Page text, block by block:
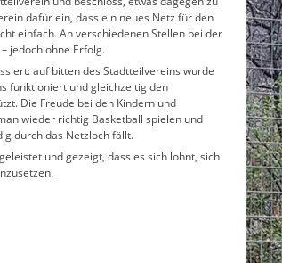
dafür ein, dass ein neues Netz für den
einfach. An verschiedenen Stellen bei der
jedoch ohne Erfolg.
auf bitten des Stadtteilvereins wurde
funktioniert und gleichzeitig den
Die Freude bei den Kindern und
wieder richtig Basketball spielen und
durch das Netzloch fällt.
und gezeigt, dass es sich lohnt, sich